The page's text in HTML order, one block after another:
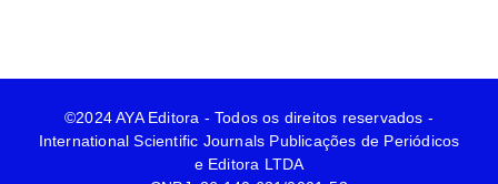
©2024 AYA Editora - Todos os direitos reservados -
International Scientific Journals Publicações de Periódicos
e Editora LTDA